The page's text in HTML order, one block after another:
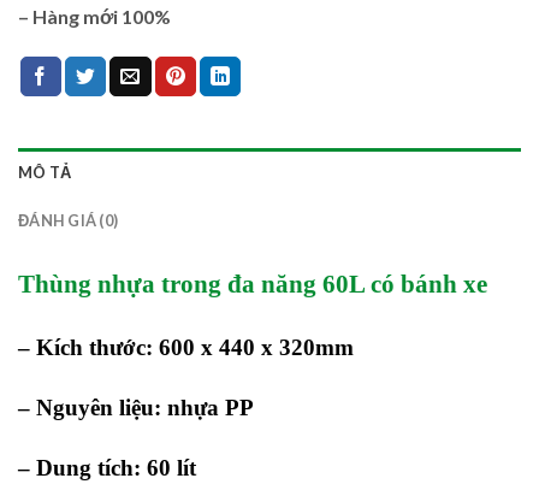
– Hàng mới 100%
MÔ TẢ
ĐÁNH GIÁ (0)
Thùng nhựa trong đa năng 60L có bánh xe
– Kích thước: 600 x 440 x 320mm
– Nguyên liệu: nhựa PP
– Dung tích: 60 lít